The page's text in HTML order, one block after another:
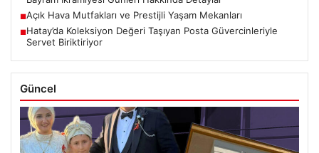
■Açık Hava Mutfakları ve Prestijli Yaşam Mekanları
■Hatay’da Koleksiyon Değeri Taşıyan Posta Güvercinleriyle
Servet Biriktiriyor
Güncel